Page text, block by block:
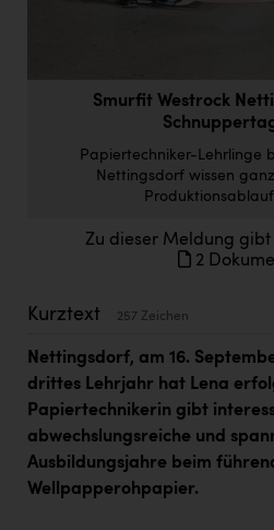
Karin Liedl
KIWI Kinderwunsch Institut Dr.
Kleider Bauer
Kremsmüller Anlagenbau GmbH
Maximarkt
Oldtimer Raststationen und
Österreichischer
Smurfit Westrock
Papiertechniker-Lehrlinge
Nettingsdorf wissen
Zu dieser Meldung gibt
2
Kurztext 257 Zeichen
Nettingsdorf, am 16.
drittes Lehrjahr hat Lena
Papiertechnikerin gibt
abwechslungsreiche und
Ausbildungsjahre beim
Wellpapperohpapier.